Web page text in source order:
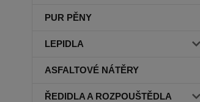
PUR PĚNY
LEPIDLA
ASFALTOVÉ NÁTĚRY
ŘEDIDLA A ROZPOUŠTĚDLA